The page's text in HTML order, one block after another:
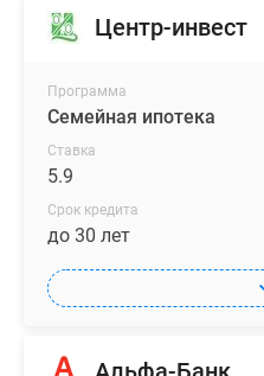
Центр-инвест
Программа
Семейная ипотека
Ставка
5.9
Срок кредита
до 30 лет